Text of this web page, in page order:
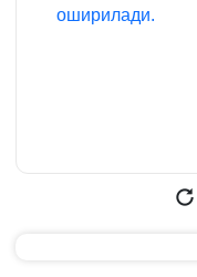
оширилади.